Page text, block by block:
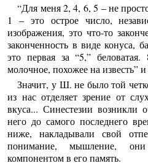
“Для меня 2, 4, 6, 5 – не
1 – это острое число,
изображения, это что-то
законченность в виде конуса,
это первая за “5,”
молочное, похожее на известь” и
Значит, у Ш. не было той
из нас отделяет зрение от
вкуса... Синестезии возникли
него до самого последнего
ниже, накладывали свой
понимание, мышление,
компонентом в его память.